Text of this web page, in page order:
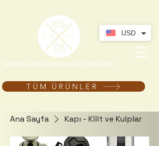
TÜM ÜRÜNLER
Ana Sayfa Kapı - Kilit ve Kulplar
USD